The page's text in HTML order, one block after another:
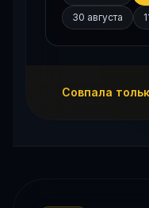
30 августа
Совпала